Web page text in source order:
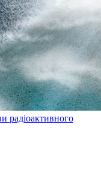
радіоактивного